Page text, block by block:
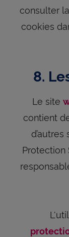
consulter
cookies
8.
Le site
contient